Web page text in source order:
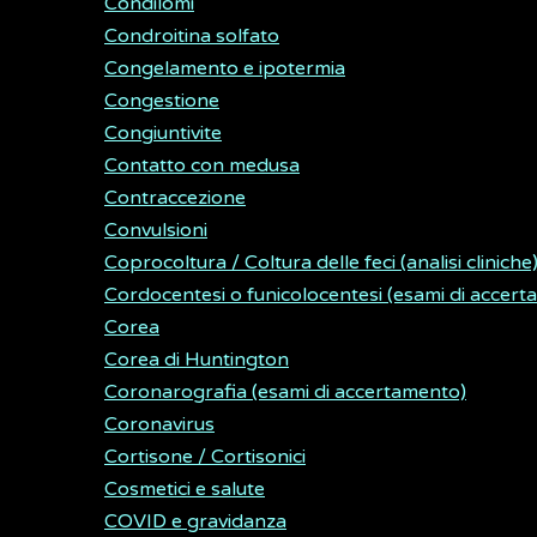
Condroitina solfato
Congelamento e ipotermia
Congestione
Congiuntivite
Contatto con medusa
Contraccezione
Convulsioni
Coprocoltura / Coltura delle feci (analisi cliniche)
Cordocentesi o funicolocentesi (esami di
Corea
Corea di Huntington
Coronarografia (esami di accertamento)
Coronavirus
Cortisone / Cortisonici
Cosmetici e salute
COVID e gravidanza